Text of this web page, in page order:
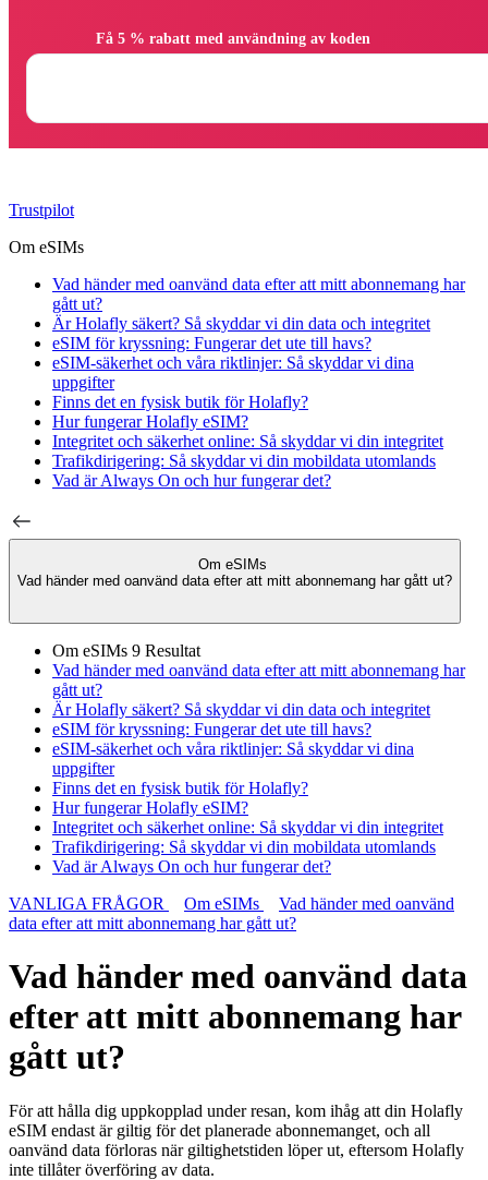
Trustpilot
Om eSIMs
Vad händer med oanvänd data efter att mitt abonnemang har
gått ut?
Är Holafly säkert? Så skyddar vi din data och integritet
eSIM för kryssning: Fungerar det ute till havs?
eSIM-säkerhet och våra riktlinjer: Så skyddar vi dina
uppgifter
Finns det en fysisk butik för Holafly?
Hur fungerar Holafly eSIM?
Integritet och säkerhet online: Så skyddar vi din integritet
Trafikdirigering: Så skyddar vi din mobildata utomlands
Vad är Always On och hur fungerar det?
Om eSIMs
Vad händer med oanvänd data efter att mitt abonnemang har gått ut?
Om eSIMs 9 Resultat
Vad händer med oanvänd data efter att mitt abonnemang har
gått ut?
Är Holafly säkert? Så skyddar vi din data och integritet
eSIM för kryssning: Fungerar det ute till havs?
eSIM-säkerhet och våra riktlinjer: Så skyddar vi dina
uppgifter
Finns det en fysisk butik för Holafly?
Hur fungerar Holafly eSIM?
Integritet och säkerhet online: Så skyddar vi din integritet
Trafikdirigering: Så skyddar vi din mobildata utomlands
Vad är Always On och hur fungerar det?
VANLIGA FRÅGOR
Om eSIMs
Vad händer med oanvänd
data efter att mitt abonnemang har gått ut?
Vad händer med oanvänd data
efter att mitt abonnemang har
gått ut?
För att hålla dig uppkopplad under resan, kom ihåg att din Holafly
eSIM endast är giltig för det planerade abonnemanget, och all
oanvänd data förloras när giltighetstiden löper ut, eftersom Holafly
inte tillåter överföring av data.